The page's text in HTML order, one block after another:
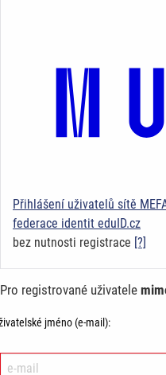
Přihlášení uživatelů sítě
federace identit eduID.cz
bez nutnosti registrace [?]
Pro registrované uživatele
jméno (e-mail):